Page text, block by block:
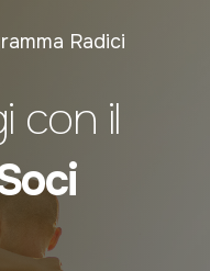
Radici
con il